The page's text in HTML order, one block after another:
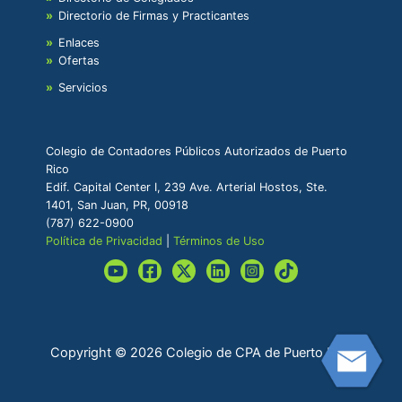
Directorio de Firmas y Practicantes
Enlaces
Ofertas
Servicios
Colegio de Contadores Públicos Autorizados de Puerto
Rico
Edif. Capital Center I, 239 Ave. Arterial Hostos, Ste.
1401, San Juan, PR, 00918
(787) 622-0900
Política de Privacidad |Términos de Uso
Copyright © 2026 Colegio de CPA de Puerto Rico